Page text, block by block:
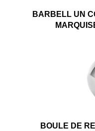
BARBELL UN
BOULE DE